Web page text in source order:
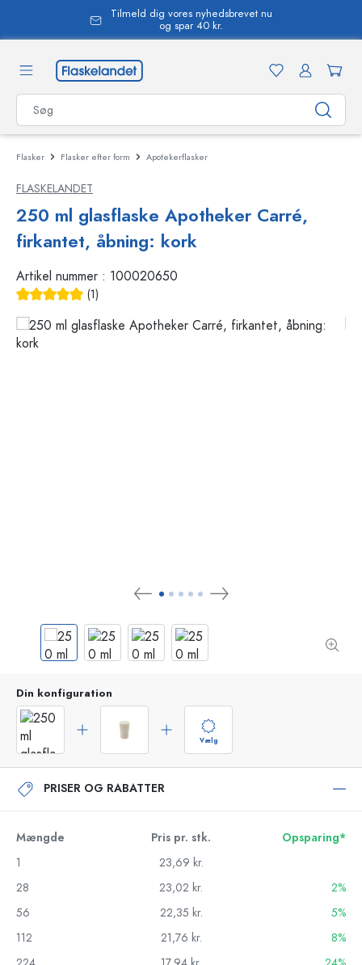
Tilmeld dig vores nyhedsbrevet nu
og spar 40 kr.
Flasker Flasker efter form Apotekerflasker
FLASKELANDET
250 ml glasflaske Apotheker Carré,
firkantet, åbning: kork
Artikel nummer : 100020650
(1)
Din konfiguration
Vælg
PRISER OG RABATTER
Mængde Pris pr. stk.
Opsparing*
1
23,69 kr.
28
23,02 kr.
2%
56
22,35 kr.
5%
112
21,76 kr.
8%